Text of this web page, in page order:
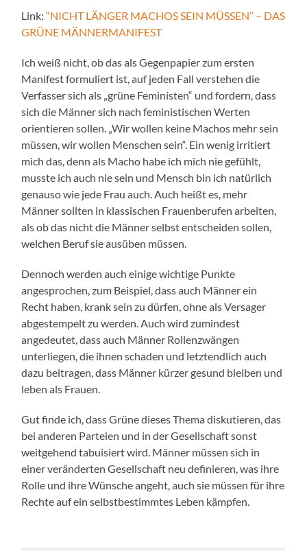
Link:“NICHT LÄNGER MACHOS SEIN MÜSSEN” – DAS
GRÜNE MÄNNERMANIFEST
Ich weiß nicht, ob das als Gegenpapier zum ersten
Manifest formuliert ist, auf jeden Fall verstehen die
Verfasser sich als „grüne Feministen“ und fordern, dass
sich die Männer sich nach feministischen Werten
orientieren sollen. „Wir wollen keine Machos mehr sein
müssen, wir wollen Menschen sein“. Ein wenig irritiert
mich das, denn als Macho habe ich mich nie gefühlt,
musste ich auch nie sein und Mensch bin ich natürlich
genauso wie jede Frau auch. Auch heißt es, mehr
Männer sollten in klassischen Frauenberufen arbeiten,
als ob das nicht die Männer selbst entscheiden sollen,
welchen Beruf sie ausüben müssen.
Dennoch werden auch einige wichtige Punkte
angesprochen, zum Beispiel, dass auch Männer ein
Recht haben, krank sein zu dürfen, ohne als Versager
abgestempelt zu werden. Auch wird zumindest
angedeutet, dass auch Männer Rollenzwängen
unterliegen, die ihnen schaden und letztendlich auch
dazu beitragen, dass Männer kürzer gesund bleiben und
leben als Frauen.
Gut finde ich, dass Grüne dieses Thema diskutieren, das
bei anderen Parteien und in der Gesellschaft sonst
weitgehend tabuisiert wird. Männer müssen sich in
einer veränderten Gesellschaft neu definieren, was ihre
Rolle und ihre Wünsche angeht, auch sie müssen für ihre
Rechte auf ein selbstbestimmtes Leben kämpfen.